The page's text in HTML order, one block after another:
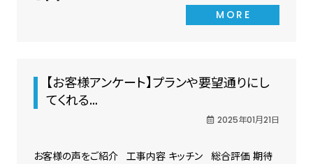
MORE
【お客様アンケート】プランや要望通りにし
てくれる…
2025年01月21日
お客様の声をご紹介 工事内容 キッチン 総合評価 期待